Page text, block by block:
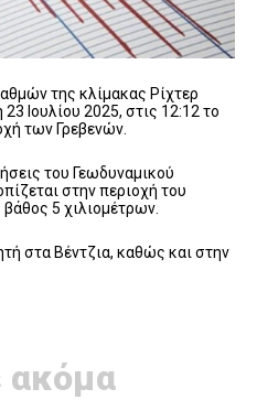
της κλίμακας Ρίχτερ
Ιουλίου 2025, στις 12:12 το
των Γρεβενών.
του Γεωδυναμικού
στην περιοχή του
5 χιλιομέτρων.
στα Βέντζια, καθώς και στην
ακόμα